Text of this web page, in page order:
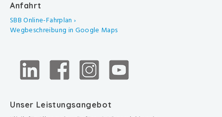
Anfahrt
SBB Online-Fahrplan ›
Wegbeschreibung in Google Maps
Unser Leistungsangebot